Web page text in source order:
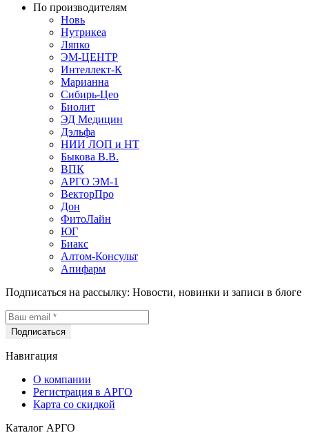
По производителям
Новь
Нутрикеа
Ляпко
ЭМ-ЦЕНТР
Интеллект-К
Марианна
Сибирь-Цео
Биолит
ЭД Медицин
Дэльфа
НИИ ЛОП и НТ
Быкова В.В.
ВПК
АРГО ЭМ-1
ВекторПро
Дон
ФитоЛайн
ЮГ
Биакс
Алтом-Консульт
Апифарм
Подписаться на рассылку: Новости, новинки и записи в блоге
Навигация
О компании
Регистрация в АРГО
Карта со скидкой
Каталог АРГО